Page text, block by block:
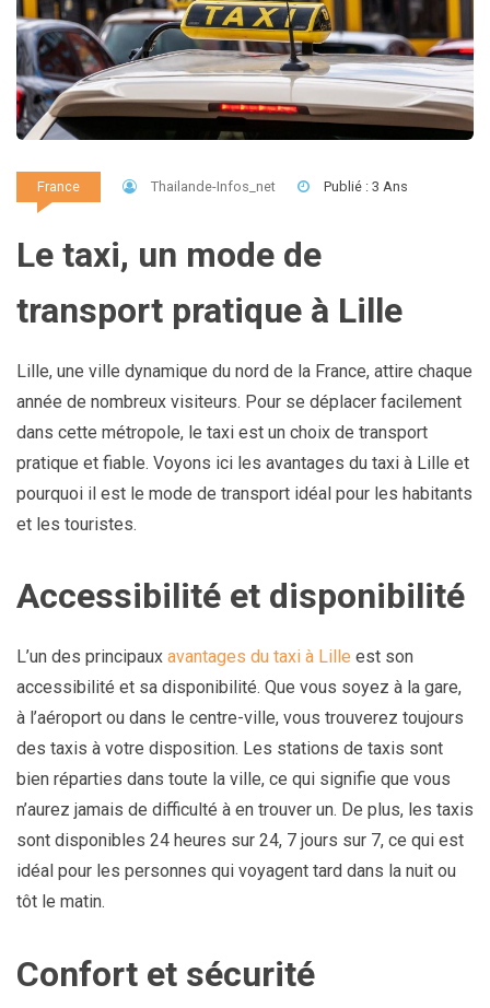
France Thailande-Infos_net Publié : 3 Ans
Le taxi, un mode de
transport pratique à Lille
Lille, une ville dynamique du nord de la France, attire chaque
année de nombreux visiteurs. Pour se déplacer facilement
dans cette métropole, le taxi est un choix de transport
pratique et fiable. Voyons ici les avantages du taxi à Lille et
pourquoi il est le mode de transport idéal pour les habitants
et les touristes.
Accessibilité et disponibilité
L’un des principaux avantages du taxi à Lille est son
accessibilité et sa disponibilité. Que vous soyez à la gare,
à l’aéroport ou dans le centre-ville, vous trouverez toujours
des taxis à votre disposition. Les stations de taxis sont
bien réparties dans toute la ville, ce qui signifie que vous
n’aurez jamais de difficulté à en trouver un. De plus, les taxis
sont disponibles 24 heures sur 24, 7 jours sur 7, ce qui est
idéal pour les personnes qui voyagent tard dans la nuit ou
tôt le matin.
Confort et sécurité